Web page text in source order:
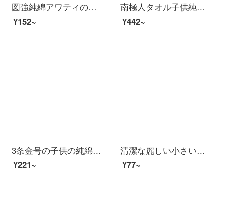
図強純綿アワティの長い綿花の子供用ナプキン2つの長方形大人の男女と子供用の柔らかさと厚手の洗顔タオルオレンジ+緑25*50 cm
¥152~
南極人タオル子供純綿タオル洗顔家庭用アニメトランペット風呂柔らかい吸水可愛い少女全綿赤+蘭(2条)-中号
¥442~
3条金号の子供の純綿のタオルを入れて顔を洗います。家庭用可愛い漫画綿の柔らかい長方形の子供用タオル1204ピンク+灰色+青
¥221~
清潔な麗しい小さいタオルの全綿の子供の顔を洗うタオルの漫画赤ちゃんの家庭用のタオルは柔軟に水を吸い込んで顔のタオルのかわいい子供のタオルを拭きます。
¥77~